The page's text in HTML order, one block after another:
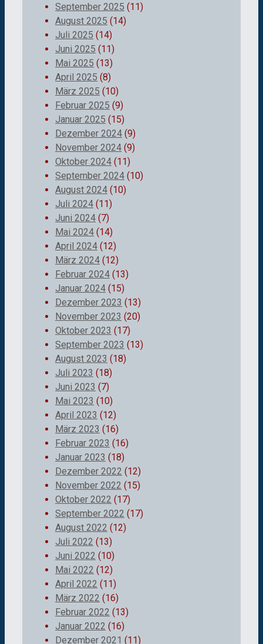
September 2025 (11)
August 2025 (14)
Juli 2025 (14)
Juni 2025 (11)
Mai 2025 (13)
April 2025 (8)
März 2025 (10)
Februar 2025 (9)
Januar 2025 (15)
Dezember 2024 (9)
November 2024 (9)
Oktober 2024 (11)
September 2024 (10)
August 2024 (10)
Juli 2024 (11)
Juni 2024 (7)
Mai 2024 (14)
April 2024 (12)
März 2024 (12)
Februar 2024 (13)
Januar 2024 (15)
Dezember 2023 (13)
November 2023 (20)
Oktober 2023 (17)
September 2023 (13)
August 2023 (18)
Juli 2023 (18)
Juni 2023 (7)
Mai 2023 (10)
April 2023 (12)
März 2023 (16)
Februar 2023 (16)
Januar 2023 (18)
Dezember 2022 (12)
November 2022 (15)
Oktober 2022 (17)
September 2022 (17)
August 2022 (12)
Juli 2022 (13)
Juni 2022 (10)
Mai 2022 (12)
April 2022 (11)
März 2022 (16)
Februar 2022 (13)
Januar 2022 (16)
Dezember 2021 (11)